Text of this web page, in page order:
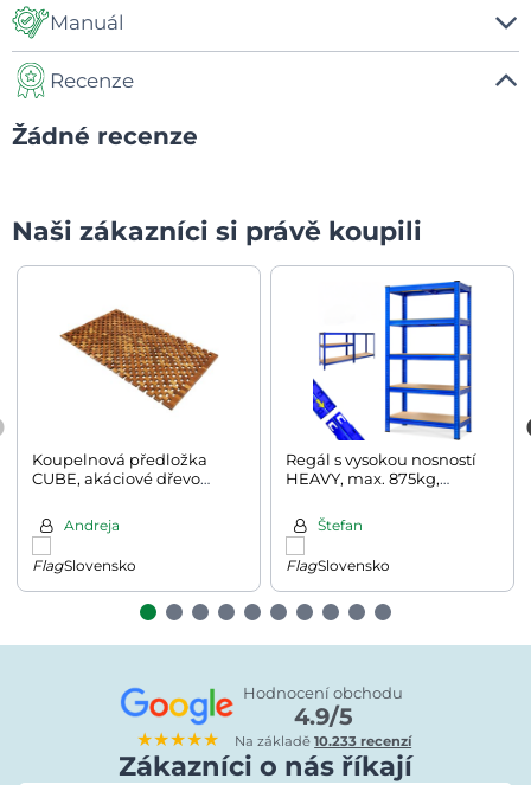
Manuál
Manual
Recenze
Žádné recenze
Naši zákazníci si právě koupili
Koupelnová předložka
CUBE, akáciové dřevo
Andreja
Slovensko
Regál s vysokou nosností
HEAVY, max. 875kg,
Štefan
Slovensko
★★★★★
Hodnocení obchodu
4.9/5
Na základě10.233 recenzí
Zákazníci o nás říkají